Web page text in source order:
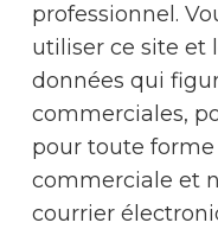
professionnel.
utiliser ce site et
données qui
commerciales,
pour toute
commerciale et
courrier